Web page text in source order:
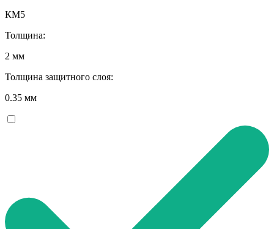
КМ5
Толщина:
2 мм
Толщина защитного слоя:
0.35 мм